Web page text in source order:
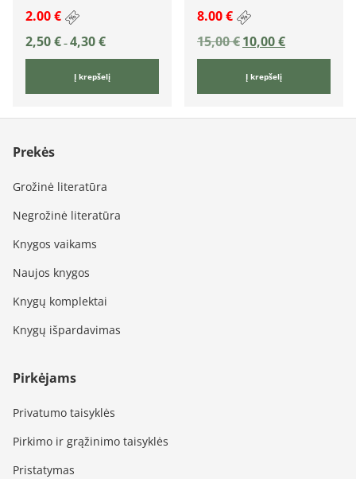
2.00 €
2,50€ – 4,30€
Į krepšelį
8.00 €
15,00€10,00€
Į krepšelį
Prekės
Grožinė literatūra
Negrožinė literatūra
Knygos vaikams
Naujos knygos
Knygų komplektai
Knygų išpardavimas
Pirkėjams
Privatumo taisyklės
Pirkimo ir grąžinimo taisyklės
Pristatymas